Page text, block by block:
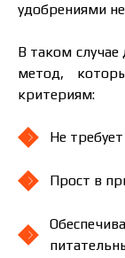
удобрениями
В таком
метод,
критериям:
Не
Прост в